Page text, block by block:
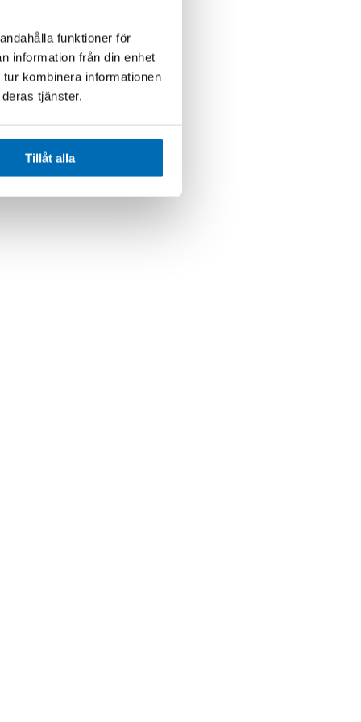
funktioner för
information från din enhet
kombinera informationen
tjänster.
Tillåt alla